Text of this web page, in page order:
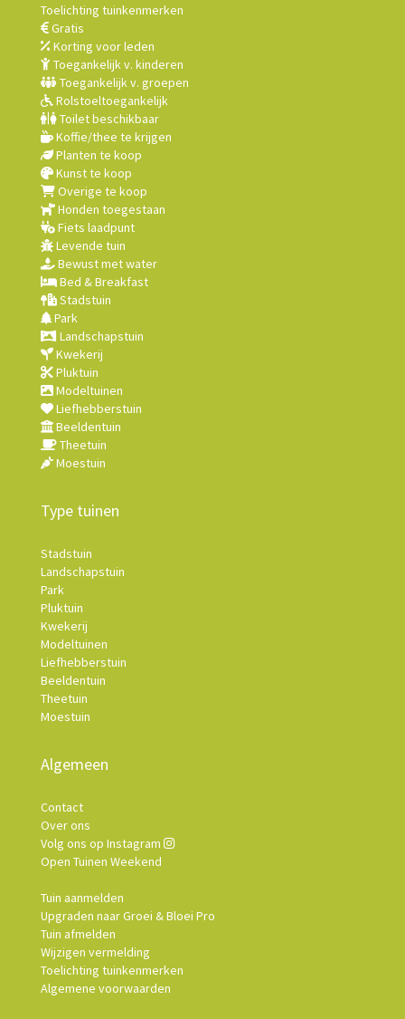
Toelichting tuinkenmerken
Gratis
Korting voor leden
Toegankelijk v. kinderen
Toegankelijk v. groepen
Rolstoeltoegankelijk
Toilet beschikbaar
Koffie/thee te krijgen
Planten te koop
Kunst te koop
Overige te koop
Honden toegestaan
Fiets laadpunt
Levende tuin
Bewust met water
Bed & Breakfast
Stadstuin
Park
Landschapstuin
Kwekerij
Pluktuin
Modeltuinen
Liefhebberstuin
Beeldentuin
Theetuin
Moestuin
Type tuinen
Stadstuin
Landschapstuin
Park
Pluktuin
Kwekerij
Modeltuinen
Liefhebberstuin
Beeldentuin
Theetuin
Moestuin
Algemeen
Contact
Over ons
Volg ons op Instagram
Open Tuinen Weekend
Tuin aanmelden
Upgraden naar Groei & Bloei Pro
Tuin afmelden
Wijzigen vermelding
Toelichting tuinkenmerken
Algemene voorwaarden